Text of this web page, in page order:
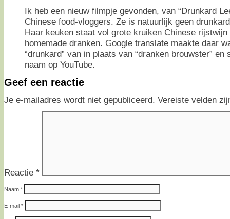
Ik heb een nieuw filmpje gevonden, van “Drunkard
Chinese food-vloggers. Ze is natuurlijk geen
Haar keuken staat vol grote kruiken Chinese
homemade dranken. Google translate maakte daar
“drunkard” van in plaats van “dranken brouwster”
naam op YouTube.
Geef een reactie
Je e-mailadres wordt niet gepubliceerd. Vereiste velden
Reactie *
Naam *
E-mail *